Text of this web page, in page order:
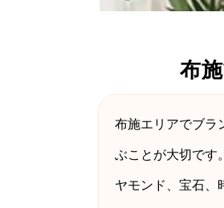
布
布施エリアでブラ
ぶことが大切です
ヤモンド、宝石、